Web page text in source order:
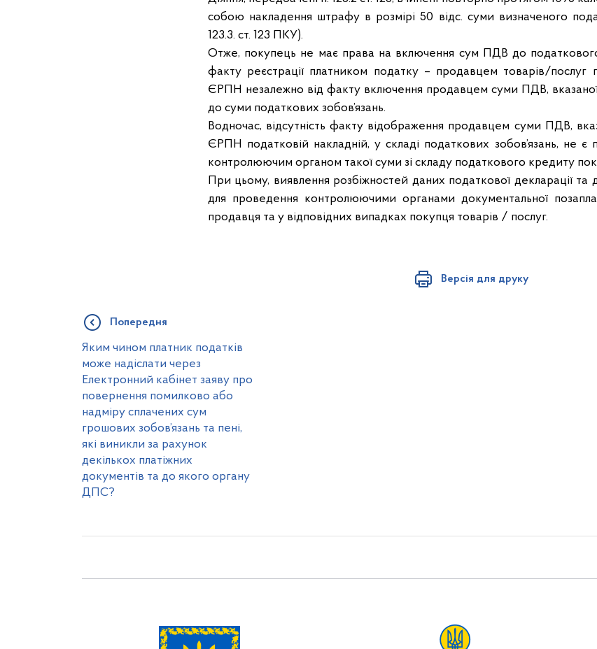
собою накладення штрафу в розмірі 50 відс. суми визначеного
123.3. ст. 123 ПКУ).
Отже, покупець не має права на включення сум ПДВ до податкового
факту реєстрації платником податку – продавцем товарів/послуг
ЄРПН незалежно від факту включення продавцем суми ПДВ, вказаної
до суми податкових зобов’язань.
Водночас, відсутність факту відображення продавцем суми ПДВ,
ЄРПН податковій накладній, у складі податкових зобов’язань, не є
контролюючим органом такої суми зі складу податкового кредиту
При цьому, виявлення розбіжностей даних податкової декларації
для проведення контролюючими органами документальної
продавця та у відповідних випадках покупця товарів / послуг.
Версія для друку
Попередня
Яким чином платник податків
може надіслати через
Електронний кабінет заяву про
повернення помилково або
надміру сплачених сум
грошових зобов’язань та пені,
які виникли за рахунок
декількох платіжних
документів та до якого органу
ДПС?